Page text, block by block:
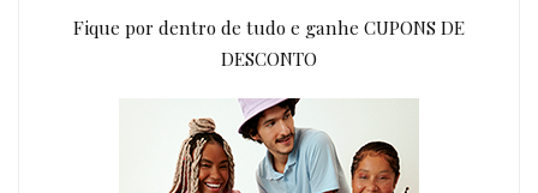
Fique por dentro de tudo e ganhe CUPONS DE
DESCONTO